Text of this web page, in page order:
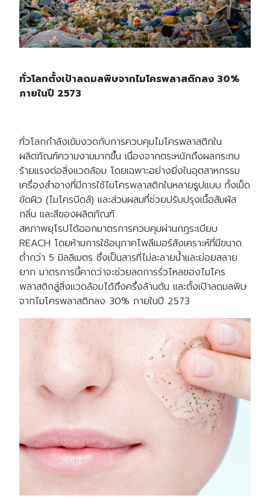
ทั่วโลกตั้งเป้าลดมลพิษจากไมโครพลาสติกลง 30%
ภายในปี 2573
ทั่วโลกกำลังเข้มงวดกับการควบคุมไมโครพลาสติกใน
ผลิตภัณฑ์ความงามมากขึ้น เนื่องจากตระหนักถึงผลกระทบ
ร้ายแรงต่อสิ่งแวดล้อม โดยเฉพาะอย่างยิ่งในอุตสาหกรรม
เครื่องสำอางที่มีการใช้ไมโครพลาสติกในหลายรูปแบบ ทั้งเม็ด
ขัดผิว (ไมโครบีดส์) และส่วนผสมที่ช่วยปรับปรุงเนื้อสัมผัส
กลิ่น และสีของผลิตภัณฑ์
สหภาพยุโรปได้ออกมาตรการควบคุมผ่านกฎระเบียบ
REACH โดยห้ามการใช้อนุภาคโพลีเมอร์สังเคราะห์ที่มีขนาด
ต่ำกว่า 5 มิลลิเมตร ซึ่งเป็นสารที่ไม่ละลายน้ำและย่อยสลาย
ยาก มาตรการนี้คาดว่าจะช่วยลดการรั่วไหลของไมโคร
พลาสติกสู่สิ่งแวดล้อมได้ถึงครึ่งล้านตัน และตั้งเป้าลดมลพิษ
จากไมโครพลาสติกลง 30% ภายในปี 2573